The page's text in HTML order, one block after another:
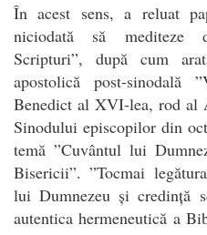
În acest sens, a reluat
niciodată să mediteze
Scripturi”, după cum
apostolică post-sinodală
Benedict al XVI-lea, rod al
Sinodului episcopilor din
temă ”Cuvântul lui
Bisericii”. ”Tocmai
lui Dumnezeu și credință
autentica hermeneutică a